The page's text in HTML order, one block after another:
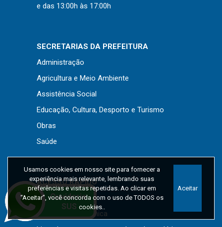
Usamos cookies em nosso site para fornecer a
experiência mais relevante, lembrando suas
preferências e visitas repetidas. Ao clicar em
“Aceitar”, você concorda com o uso de TODOS os
cookies..
Aceitar
e das 13:00h às 17:00h
SECRETARIAS DA PREFEITURA
Administração
Agricultura e Meio Ambiente
Assistência Social
Educação, Cultura, Desporto e Turismo
Obras
Saúde
ACESSO RÁPIDO
IPTU 2026
Nota Fiscal Eletrônica